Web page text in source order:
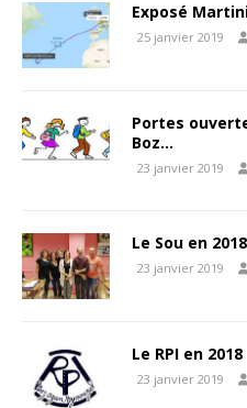
Exposé
25 janvier 2019
Portes
Boz…
23 janvier 2019
Le Sou en 2018
23 janvier 2019
Le RPI en 2018
23 janvier 2019